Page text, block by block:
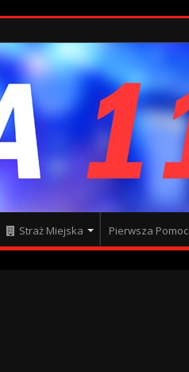
Straż Miejska Pierwsza Pomoc